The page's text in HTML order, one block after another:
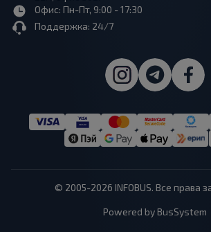
Офис: Пн-Пт, 9:00 - 17:30
Поддержка: 24/7
© 2005-2026 INFOBUS. Все права
Powered by BusSystem